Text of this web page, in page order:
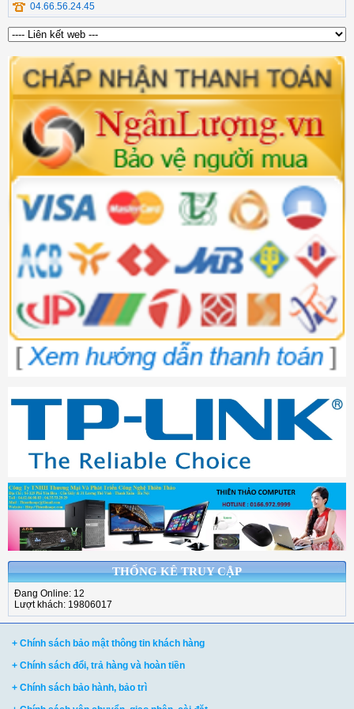
04.66.56.24.45
THỐNG KÊ TRUY CẬP
Đang Online: 12
Lượt khách: 19806017
+ Chính sách bảo mật thông tin khách hàng
+ Chính sách đổi, trả hàng và hoàn tiền
+ Chính sách bảo hành, bảo trì